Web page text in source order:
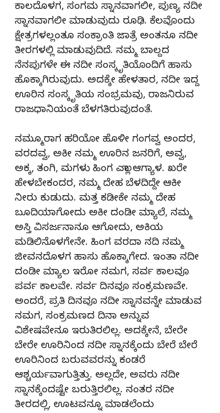
ಕಾಲದೊಳಗ, ಸಂಗಮ ಸ್ನಾನವಾಗಲೀ, ಪುಣ್ಯ ನದೀ
ಸ್ನಾನವಾಗಲೀ ಮಾಡುವುದು ರೂಢಿ. ಕೆಲವೊಂದು
ಕ್ಷೇತ್ರಗಳಲ್ಲಂತೂ ಸಂಕ್ರಾಂತಿ ಜಾತ್ರೆ ಅಂತನೂ ನದೀ
ತೀರಗಳಲ್ಲಿ ಮಾಡುವುದಿದೆ. ನಮ್ಮ ಬಾಲ್ದದ
ನೆನಪುಗಳೇ ಈ ನದೀ ಸಂಸ್ಕೃತಿಯೊಂದಿಗೆ ಹಾಸು
ಹೊಕ್ಕಾಗಿರುವುದು. ಅದಕ್ಕೇ ಹೇಳತಾರ, ನದೀ ಇದ್ದ
ಊರಿನ ಸಂಸ್ಕೃತಿಯ ಸಂಭ್ರಮವು, ರಾಜನಿರುವ
ರಾಜಧಾನಿಯಂತೆ ಬೆಳಗತಿರುವುದಂತೆ.
ನಮ್ಮೂರಾಗ ಹರಿಯೋ ಹೊಳೀ ಗಂಗವ್ವ ಅಂದರ,
ವರದವ್ವ, ಅಕೀ ನಮ್ಮ ಊರಿನ ಜನರಿಗೆ, ಅವ್ವ,
ಅಕ್ಕ, ತಂಗಿ, ಮಗಳು ಹಿಂಗ ಎಲ್ಲಾ ಆಗ್ಯಾಳ. ಖರೇ
ಹೇಳಬೇಕಂದರ, ನಮ್ಮ ದೇಹ ಬೆಳದಿದ್ದೇ ಆಕೀ
ನೀರು ಕುಡುದು. ಮತ್ತ ಕಡೀಕೇ ನಮ್ಮ ದೇಹ
ಬೂದಿಯಾಗೋದು ಅಕೀ ದಂಡೀ ಮ್ಯಾಲೆ, ನಮ್ಮ
ಅಸ್ತಿ ವಿಸರ್ಜನಾನೂ ಆಗೋದು, ಅಕಿಯ
ಮಡಿಲಿನೊಳಗೇನೇ. ಹಿಂಗ ವರದಾ ನದಿ ನಮ್ಮ
ಜೀವನದೊಳಗ ಹಾಸು ಹೊಕ್ಕಾಗೇದ. ಇಂತಾ ನದೀ
ದಂಡೀ ಮ್ಯಾಲ ಇರೋ ನಮಗ, ಸರ್ವ ಕಾಲವೂ
ಪರ್ವ ಕಾಲವೇ. ಸರ್ವ ದಿನವೂ ಸಂಕ್ರಮಣವೇ.
ಅಂದರೆ, ಪ್ರತಿ ದಿನವೂ ನದೀ ಸ್ನಾನವನ್ನೇ ಮಾಡುವ
ನಮಗ, ಸಂಕ್ರಮಣದ ದಿನಾ ಅನ್ನುವ
ವಿಶೇಷವೇನೂ ಇರುತಿರಲಿಲ್ಲ. ಅದಕ್ಕೇನೆ, ಬೇರೇ
ಬೇರೇ ಊರಿನಿಂದ ನದೀ ಸ್ನಾನಕ್ಕೆಂದು ಬೇರೆ ಬೇರೆ
ಊರಿನಿಂದ ಬರುವವರನ್ನು ಕಂಡರೆ
ಆಶ್ಚರ್ಯವಾಗುತ್ತಿತ್ತು. ಅಲ್ಲದೇ, ಅವರು ನದೀ
ಸ್ನಾನಕ್ಕೆಂದಷ್ಟೇ ಬರುತ್ತಿರಲಿಲ್ಲ. ನಂತರ ನದೀ
ತೀರದಲ್ಲಿ, ಊಟವನ್ನೂ ಮಾಡಲೆಂದು